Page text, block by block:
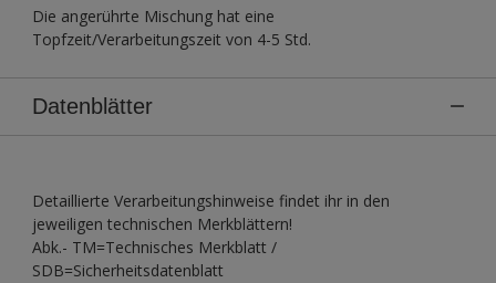
Die angerührte Mischung hat eine
Topfzeit/Verarbeitungszeit von 4-5 Std.
Datenblätter
Detaillierte Verarbeitungshinweise findet ihr in den
jeweiligen technischen Merkblättern!
Abk.- TM=Technisches Merkblatt /
SDB=Sicherheitsdatenblatt